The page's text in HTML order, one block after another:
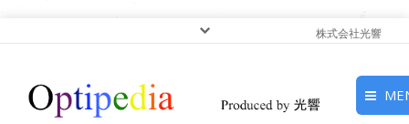
株式会社光響